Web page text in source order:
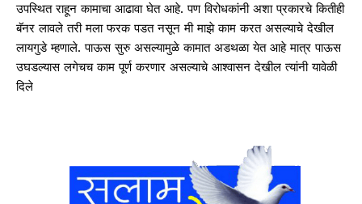
उपस्थित राहून कामाचा आढावा घेत आहे. पण विरोधकांनी अशा प्रकारचे कितीही
बॅनर लावले तरी मला फरक पडत नसून मी माझे काम करत असल्याचे देखील
लायगुडे म्हणाले. पाऊस सुरु असल्यामुळे कामात अडथळा येत आहे मात्र पाऊस
उघडल्यास लगेचच काम पूर्ण करणार असल्याचे आश्वासन देखील त्यांनी यावेळी
दिले